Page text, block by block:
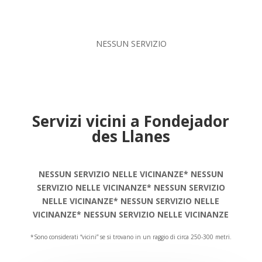
NESSUN SERVIZIO
Servizi vicini a Fondejador
des Llanes
NESSUN SERVIZIO NELLE VICINANZE* NESSUN
SERVIZIO NELLE VICINANZE* NESSUN SERVIZIO
NELLE VICINANZE* NESSUN SERVIZIO NELLE
VICINANZE* NESSUN SERVIZIO NELLE VICINANZE
*Sono considerati “vicini” se si trovano in un raggio di circa 250-300 metri.